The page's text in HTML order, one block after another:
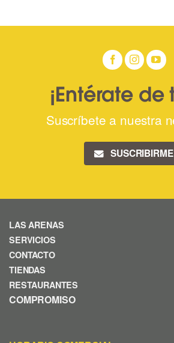
¡Entérate de
Suscríbete a nuestra
SUSCRIBIRME
LAS ARENAS
SERVICIOS
CONTACTO
TIENDAS
RESTAURANTES
COMPROMISO